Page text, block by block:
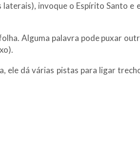
invoque o Espírito Santo e
Alguma palavra pode puxar
dá várias pistas para ligar